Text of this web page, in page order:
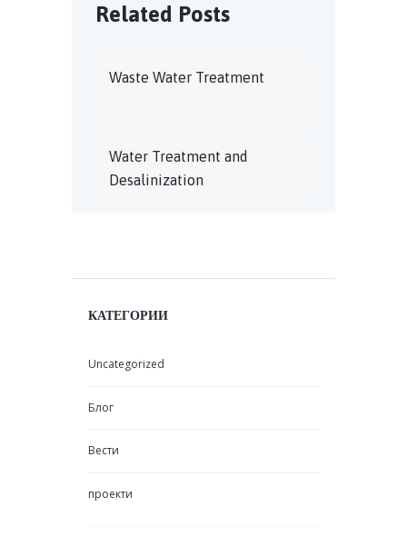
Related Posts
Waste Water Treatment
Water Treatment and
Desalinization
КАТЕГОРИИ
Uncategorized
Блог
Вести
проекти